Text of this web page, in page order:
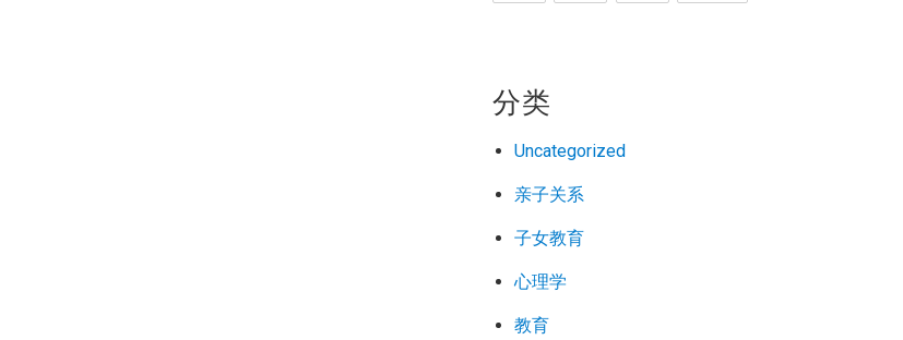
分类
Uncategorized
亲子关系
子女教育
心理学
教育